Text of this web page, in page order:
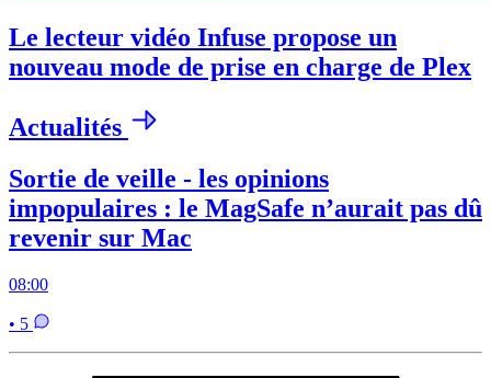
Le lecteur vidéo Infuse propose un
nouveau mode de prise en charge de Plex
Actualités
Sortie de veille - les opinions
impopulaires : le MagSafe n’aurait pas dû
revenir sur Mac
08:00
• 5